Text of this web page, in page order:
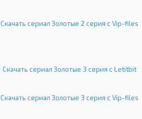
Скачать сериал Золотые 2 серия с Vip-files
Скачать сериал Золотые 3 серия с Letitbit
Скачать сериал Золотые 3 серия с Vip-files